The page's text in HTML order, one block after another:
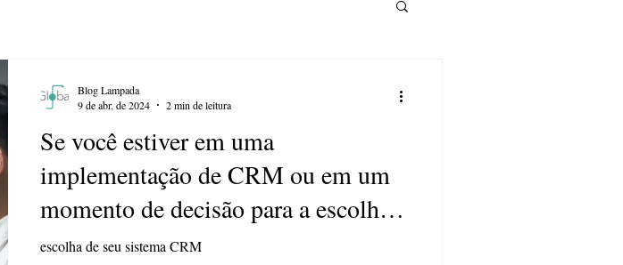
Se você estiver em uma
implementação de CRM ou em um
momento de decisão para a escolha
do seu sistema CRM cuidado com a
escolha de seu sistema CRM
Blog Lampada
9 de abr. de 2024
2 min de leitura